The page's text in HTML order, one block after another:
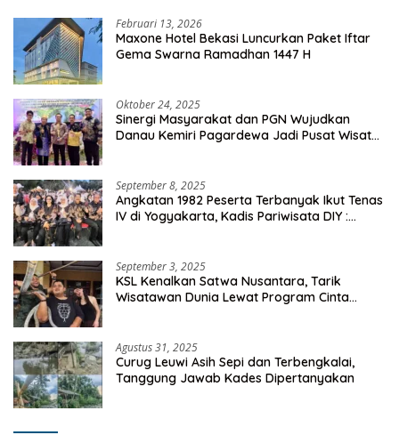
Februari 13, 2026
Maxone Hotel Bekasi Luncurkan Paket Iftar
Gema Swarna Ramadhan 1447 H
Oktober 24, 2025
Sinergi Masyarakat dan PGN Wujudkan
Danau Kemiri Pagardewa Jadi Pusat Wisata
September 8, 2025
Angkatan 1982 Peserta Terbanyak Ikut Tenas
IV di Yogyakarta, Kadis Pariwisata DIY :
September 3, 2025
KSL Kenalkan Satwa Nusantara, Tarik
Wisatawan Dunia Lewat Program Cinta
Agustus 31, 2025
Curug Leuwi Asih Sepi dan Terbengkalai,
Tanggung Jawab Kades Dipertanyakan